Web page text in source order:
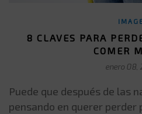
IMAGE
8 CLAVES PARA
COMER
enero 08,
Puede que después de las
pensando en querer perder